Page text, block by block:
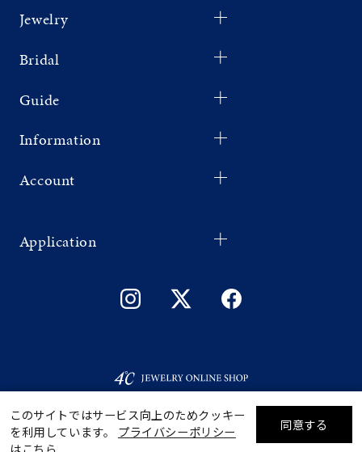
絞り込んで検索する
Jewelry
Bridal
Guide
Information
Account
Application
このサイトではサービス向上のためクッキー
を利用しています。 プライバシーポリシー
はこちら
同意する